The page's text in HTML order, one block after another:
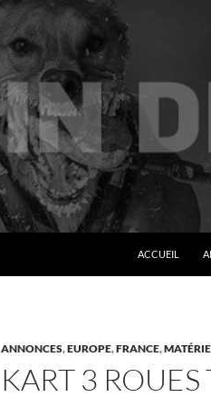
ACCUEIL
ANNONCES,EUROPE,FRANCE,
KART 3